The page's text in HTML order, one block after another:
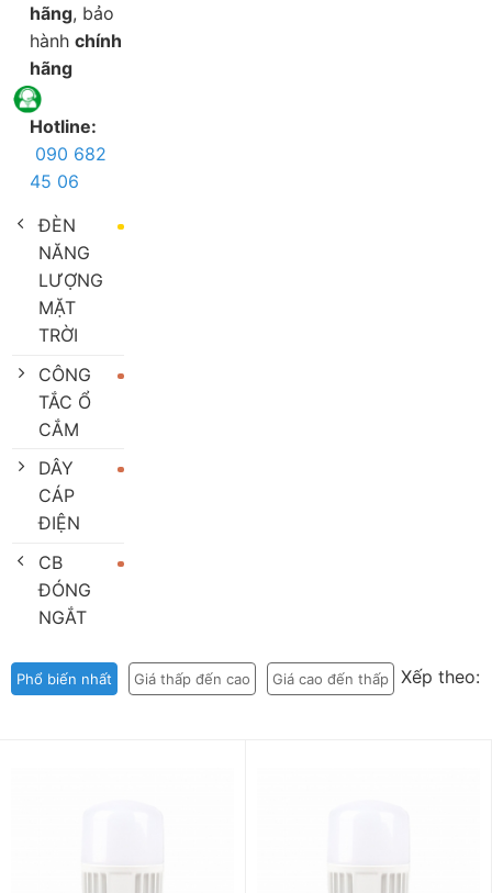
Xếp theo:
Phổ biến nhất Giá thấp đến cao Giá cao đến thấp
hãng, bảo
hành chính
hãng
Hotline:
090 682
45 06
ĐÈN
NĂNG
LƯỢNG
MẶT
TRỜI
CÔNG
TẮC Ổ
CẮM
DÂY
CÁP
ĐIỆN
CB
ĐÓNG
NGẮT